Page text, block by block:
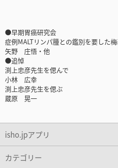
●早期胃癌研究会
症例MALTリンパ腫との鑑別を要した
矢野 庄悟・他
●追悼
渕上忠彦先生を偲んで
小林 広幸
渕上忠彦先生を偲ぶ
蔵原 晃一
isho.jpアプリ
カテゴリー